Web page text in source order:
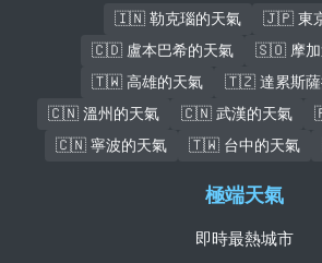
🇮🇳 勒克瑙的天氣
🇯🇵 東
🇨🇩 盧本巴希的天氣
🇸🇴 摩加
🇹🇼 高雄的天氣
🇹🇿 達累斯薩
🇨🇳 溫州的天氣
🇨🇳 武漢的天氣
🇨🇳 寧波的天氣
🇹🇼 台中的天氣
極端天氣
即時最熱城市